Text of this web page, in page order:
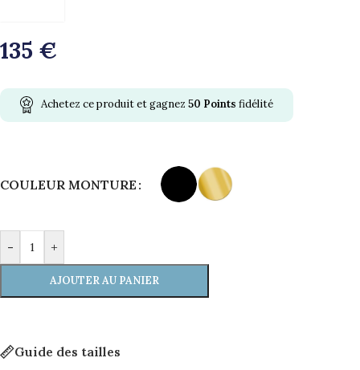
135 €
Achetez ce produit et gagnez 50 Points fidélité
COULEUR MONTURE
- +
AJOUTER AU PANIER
Guide des tailles